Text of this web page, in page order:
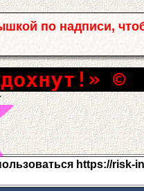
по надписи,
©
https://risk-